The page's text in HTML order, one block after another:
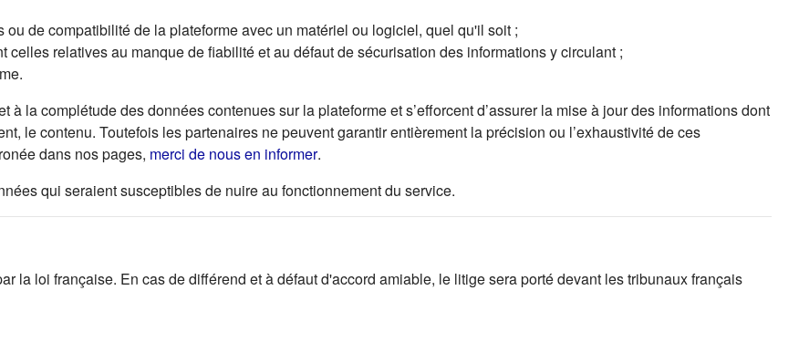
de compatibilité de la plateforme avec un matériel ou logiciel, quel qu'il soit ;
relatives au manque de fiabilité et au défaut de sécurisation des informations y circulant ;
à la complétude des données contenues sur la plateforme et s’efforcent d’assurer la mise à jour des informations dont
le contenu. Toutefois les partenaires ne peuvent garantir entièrement la précision ou l’exhaustivité de ces
dans nos pages, merci de nous en informer(s'ouvre dans un nouvel onglet)
.
qui seraient susceptibles de nuire au fonctionnement du service.
la loi française. En cas de différend et à défaut d'accord amiable, le litige sera porté devant les tribunaux français